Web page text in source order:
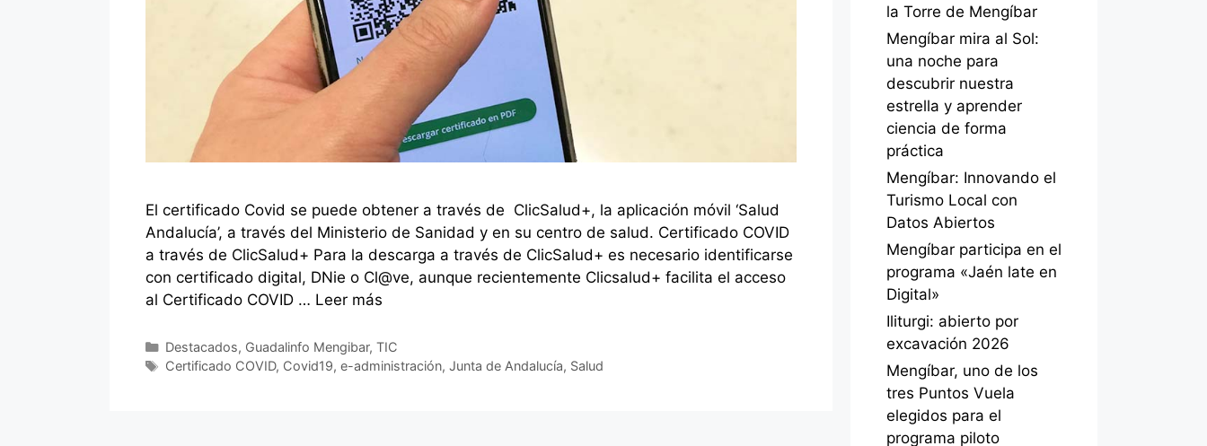
El certificado Covid se puede obtener a través de ClicSalud+, la aplicación móvil ‘Salud
Andalucía’, a través del Ministerio de Sanidad y en su centro de salud. Certificado COVID
a través de ClicSalud+ Para la descarga a través de ClicSalud+ es necesario identificarse
con certificado digital, DNie o Cl@ve, aunque recientemente Clicsalud+ facilita el acceso
al Certificado COVID … Leer más
Categorías
Destacados, Guadalinfo Mengibar, TIC
Etiquetas
Certificado COVID, Covid19, e-administración, Junta de Andalucía, Salud
la Torre de Mengíbar
Mengíbar mira al Sol:
una noche para
descubrir nuestra
estrella y aprender
ciencia de forma
práctica
Mengíbar: Innovando el
Turismo Local con
Datos Abiertos
Mengíbar participa en el
programa «Jaén late en
Digital»
Iliturgi: abierto por
excavación 2026
Mengíbar, uno de los
tres Puntos Vuela
elegidos para el
programa piloto